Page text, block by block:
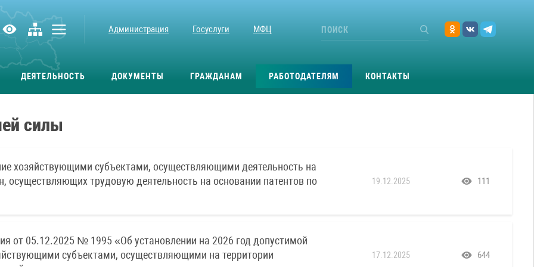
Администрация Госуслуги МФЦ
ДЕЯТЕЛЬНОСТЬ ДОКУМЕНТЫ ГРАЖДАНАМ РАБОТОДАТЕЛЯМ КОНТАКТЫ
силы
хозяйствующими субъектами, осуществляющими деятельность на
осуществляющих трудовую деятельность на основании патентов по
19.12.2025 111
от 05.12.2025 № 1995 «Об установлении на 2026 год допустимой
субъектами, осуществляющими на территории
17.12.2025 644